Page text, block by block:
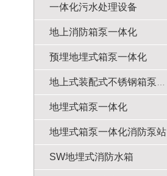
一体化污水处理设备
地上消防箱泵一体化
预埋地埋式箱泵一体化
地埋式箱泵一体化
地埋式箱泵一体化消防泵站
SW地埋式消防水箱